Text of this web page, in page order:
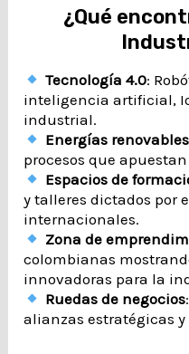
¿Qué
Tecnología 4.0:
inteligencia artificial,
industrial.
Energías
procesos que
Espacios de
y talleres dictados por
internacionales.
Zona de
colombianas
innovadoras para la
Ruedas de negocios
alianzas estratégicas